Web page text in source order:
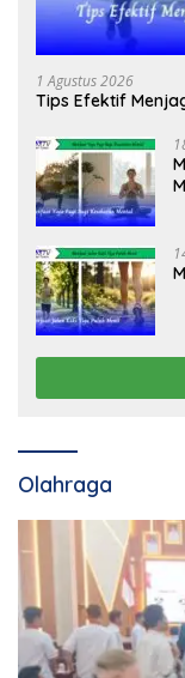
1 Agustus 2026
Tips Efektif
Olahraga